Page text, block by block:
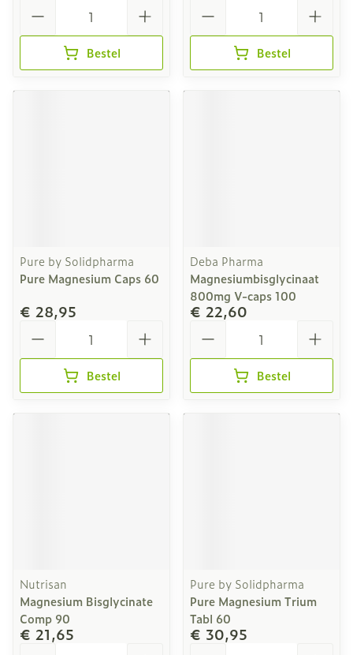
Bestel Bestel
Pure by Solidpharma
Pure Magnesium Caps 60
€ 28,95
Bestel
Deba Pharma
Magnesiumbisglycinaat
800mg V-caps 100
€ 22,60
Bestel
Nutrisan
Magnesium Bisglycinate
Comp 90
€ 21,65
Pure by Solidpharma
Pure Magnesium Trium
Tabl 60
€ 30,95